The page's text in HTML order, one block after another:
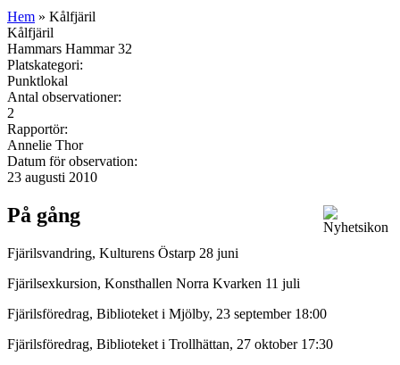
Hem » Kålfjäril
Kålfjäril
Hammars Hammar 32
Platskategori:
Punktlokal
Antal observationer:
2
Rapportör:
Annelie Thor
Datum för observation:
23 augusti 2010
På gång
Fjärilsvandring, Kulturens Östarp 28 juni
Fjärilsexkursion, Konsthallen Norra Kvarken 11 juli
Fjärilsföredrag, Biblioteket i Mjölby, 23 september 18:00
Fjärilsföredrag, Biblioteket i Trollhättan, 27 oktober 17:30